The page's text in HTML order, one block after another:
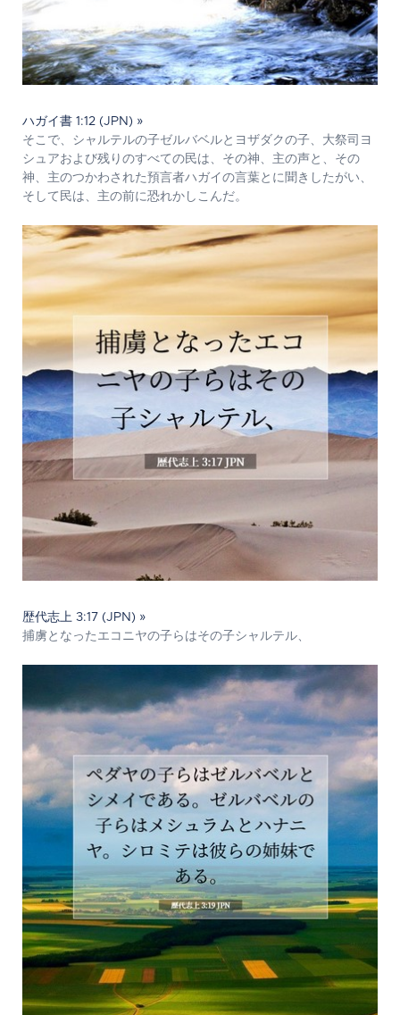
ハガイ書 1:12 (JPN) »
そこで、シャルテルの子ゼルバベルとヨザダクの子、大祭司ヨ
シュアおよび残りのすべての民は、その神、主の声と、その
神、主のつかわされた預言者ハガイの言葉とに聞きしたがい、
そして民は、主の前に恐れかしこんだ。
歴代志上 3:17 (JPN) »
捕虜となったエコニヤの子らはその子シャルテル、